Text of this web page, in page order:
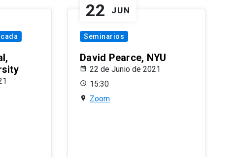
22 JUN
Seminarios
David Pearce, NYU
22 de Junio de 2021
15:30
Zoom